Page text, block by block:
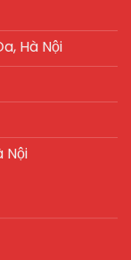
Hà Nội
Nội